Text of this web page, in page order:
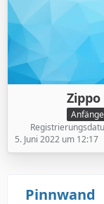
Zippo
5. Juni 2022 um 12:17
Pinnwand